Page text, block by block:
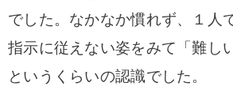
でした。 なかなか慣れず、１人
指示に従えない姿をみて「難し
というくらいの認識でした。